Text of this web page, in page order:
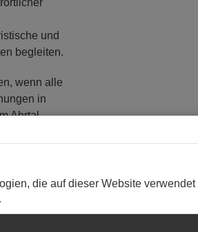
und
begleiten.
wenn alle
in
Ahrtal
für das
die auf dieser Website verwendet